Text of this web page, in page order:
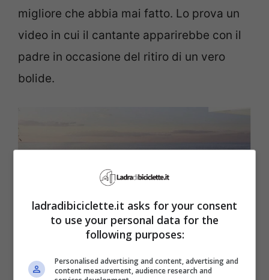
migliore che abbia mai fatto. Lo prova un
video in cui il cantante apparirebbe con il
padre in occasione del ritiro di un vero
bolide.
Una Ferrari Roma con tetto in tela come quella di Fedez
ladradibiciclette.it asks for your consent
to use your personal data for the
following purposes:
Personalised advertising and content, advertising and
content measurement, audience research and